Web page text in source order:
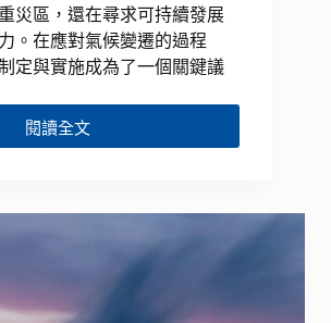
災區，還在尋求可持續發展
。在應對氣候變遷的過程
定與實施成為了一個關鍵議
閱讀全文